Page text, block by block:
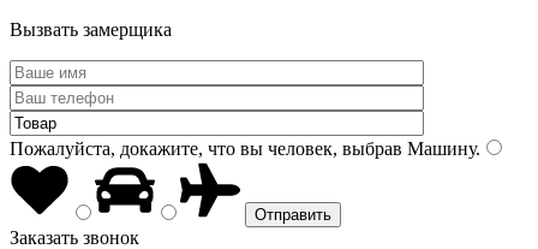
Вызвать замерщика
Пожалуйста, докажите, что вы человек, выбрав Машину.
Заказать звонок